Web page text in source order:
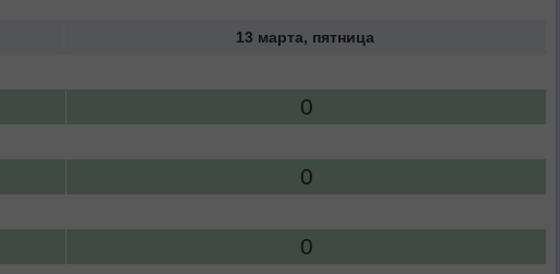
13 марта, пятница
0
0
0